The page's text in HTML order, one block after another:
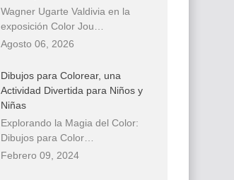
Wagner Ugarte Valdivia en la
exposición Color Jou…
Agosto 06, 2026
Dibujos para Colorear, una
Actividad Divertida para Niños y
Niñas
Explorando la Magia del Color:
Dibujos para Color…
Febrero 09, 2024